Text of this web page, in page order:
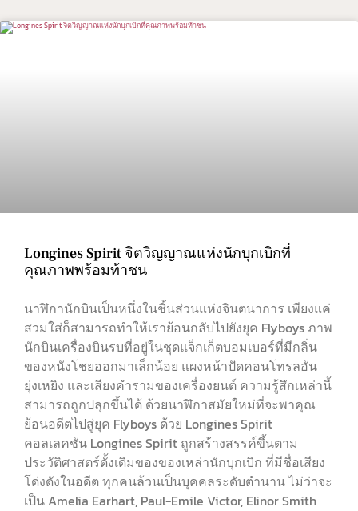
Longines Spirit จิตวิญญาณแห่งนักบุกเบิกที่
คุณภาพพร้อมท้าชน
นาฬิกานักบินเป็นหนึ่งในชิ้นส่วนแห่งจินตนาการ เพียงแค่
สวมใส่ก็สามารถทำให้เราย้อนกลับไปยังยุค Flyboys ภาพ
นักบินเครื่องบินรบที่อยู่ในชุดแจ็กเก็ตบอมเบอร์ที่มีกลิ่น
ของหนังโชยออกมาเล็กน้อย แผงหน้าปัดคอนโทรลอัน
ยุ่งเหยิง และเสียงคำรามของเครื่องยนต์ ความรู้สึกเหล่านี้
สามารถถูกปลุกขึ้นได้ ด้วยนาฬิกาสมัยใหม่ที่จะพาคุณ
ย้อนอดีตไปสู่ยุค Flyboys ด้วย Longines Spirit
คอลเลคชัน Longines Spirit ถูกสร้างสรรค์ขึ้นตาม
ประวัติศาสตร์ดั้งเดิมของของเหล่านักบุกเบิก ที่มีชื่อเสียง
โด่งดังในอดีต ทุกคนล้วนเป็นบุคคลระดับตำนาน ไม่ว่าจะ
เป็น Amelia Earhart, Paul-Emile Victor, Elinor Smith